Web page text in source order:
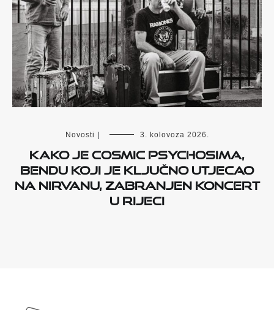
Novosti 3. kolovoza 2026.
KAKO JE COSMIC PSYCHOSIMA,
BENDU KOJI JE KLJUČNO UTJECAO
NA NIRVANU, ZABRANJEN KONCERT
U RIJECI